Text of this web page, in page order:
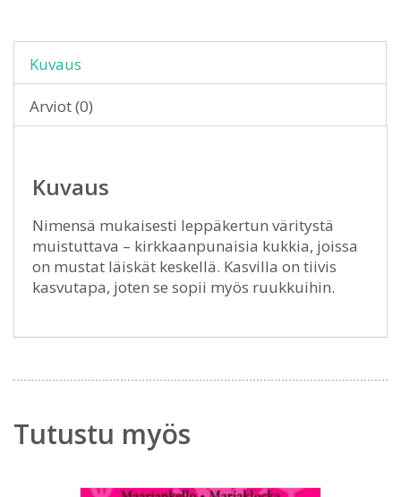
Kuvaus
Arviot (0)
Kuvaus
Nimensä mukaisesti leppäkertun väritystä
muistuttava – kirkkaanpunaisia kukkia, joissa
on mustat läiskät keskellä. Kasvilla on tiivis
kasvutapa, joten se sopii myös ruukkuihin.
Tutustu myös